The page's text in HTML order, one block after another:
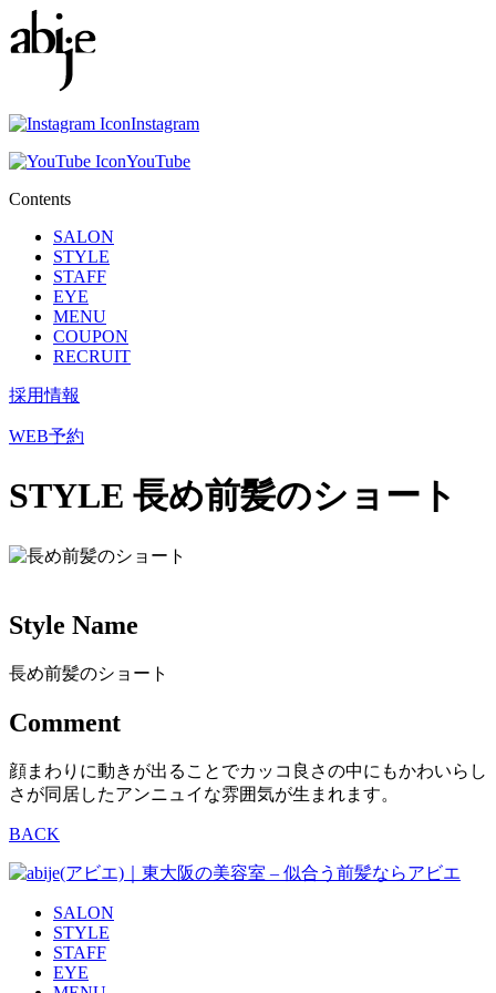
Instagram
YouTube
Contents
SALON
STYLE
STAFF
EYE
MENU
COUPON
RECRUIT
採用情報
WEB予約
STYLE 長め前髪のショート
Style Name
長め前髪のショート
Comment
顔まわりに動きが出ることでカッコ良さの中にもかわいらし
さが同居したアンニュイな雰囲気が生まれます。
BACK
SALON
STYLE
STAFF
EYE